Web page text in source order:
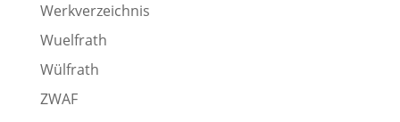
Werkverzeichnis
Wuelfrath
Wülfrath
ZWAF